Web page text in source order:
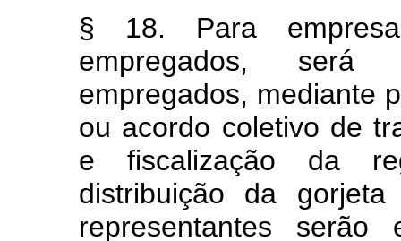
§ 18. Para
empregados, será
empregados, mediante
ou acordo coletivo de
e fiscalização da
distribuição da
representantes serão